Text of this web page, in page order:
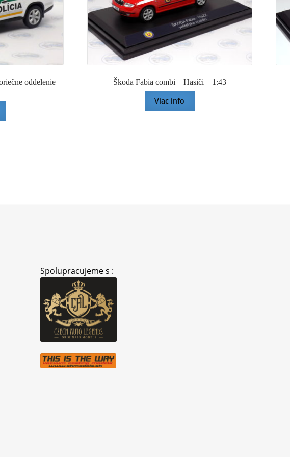
oddelenie –
Škoda Fabia combi – Hasiči – 1:43
Viac info
Spolupracujeme s :